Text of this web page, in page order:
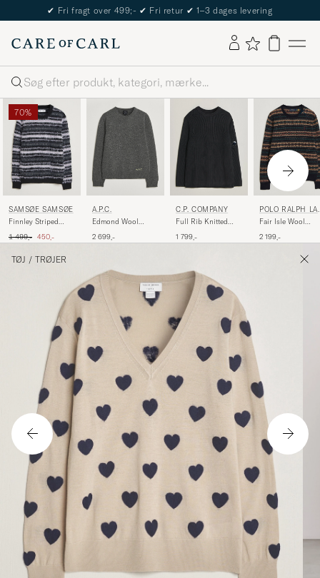
The Care of Carl Passport
Søg
70%
SAMSØE SAMSØE
Finnley Striped
Black Multi
Ordinary pris
1 499,- Nedsat pris
450,-
A.P.C.
Edmond Wool
Anthracite Melange
2 699,-
C.P. COMPANY
Full Rib Knitted
Black
1 799,-
POLO RALPH
REN
Fair Isle Wool
Combo
2 199,-
TØJ / TRØJER